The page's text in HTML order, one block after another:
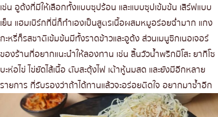
เช่น อูด้งที่มีให้เลือกทั้งแบบซุปร้อน และแบบซุปเข้มข้น เสิร์ฟแบบ
เย็น แฮมเบิร์กที่นี่ก็ทำเองเป็นสูตรเนื้อผสมหมูอร่อยฉ่ำมาก แกง
กะหรี่ก็รสชาติเข้มข้นมีทั้งราดข้าวและอูด้ง ส่วนเมนูซิกเนอเจอร์
ของร้านที่อยากแนะนำให้ลองทาน เช่น ลิ้นวัวน้ำพริกมิโสะ ยากิโซ
บะห่อไข่ ไข่ยัดไส้เนื้อ ตับสะดุ้งไฟ เต้าหู้นมสด และยังมีอีกหลาย
รายการ ที่รับรองว่าถ้าได้ทานแล้วจะอร่อยติดใจ อยากมาซ้ำอีก